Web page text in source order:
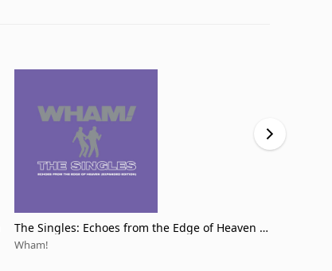
The Singles: Echoes from the Edge of Heaven (E
xpanded)
Wham!